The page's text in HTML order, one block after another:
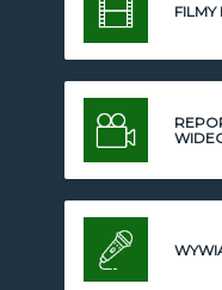
FILMY